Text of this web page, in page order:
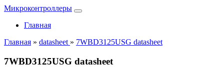
Микроконтроллеры
Главная
Главная » datasheet » 7WBD3125USG datasheet
7WBD3125USG datasheet